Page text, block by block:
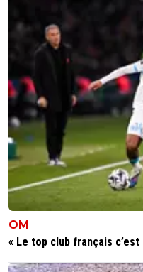
OM
« Le top club français c’est